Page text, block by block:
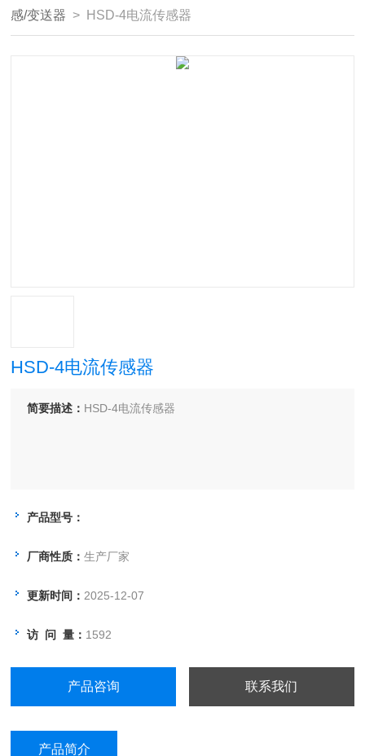
感/变送器 > HSD-4电流传感器
HSD-4电流传感器
简要描述： HSD-4电流传感器
产品型号：
厂商性质：生产厂家
更新时间： 2025-12-07
访 问 量： 1592
产品咨询 联系我们
产品简介